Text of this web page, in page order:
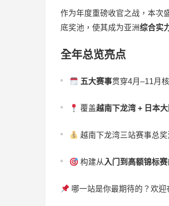
作为年度重磅收官之战，本次
底奖池，使其成为亚洲综合实
全年总览亮点
五大赛事贯穿4月–11月
覆盖越南下龙湾 + 日本
越南下龙湾三站赛事总
构建从 入门到高额锦标赛
哪一站是你最期待的？欢